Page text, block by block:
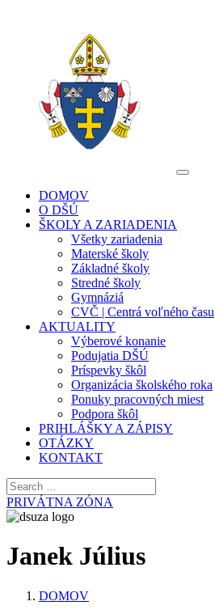
DOMOV
O DŠÚ
ŠKOLY A ZARIADENIA
Všetky zariadenia
Materské školy
Základné školy
Stredné školy
Gymnáziá
CVČ | Centrá voľného času
AKTUALITY
Výberové konanie
Podujatia DŠÚ
Príspevky škôl
Organizácia školského roka
Ponuky pracovných miest
Podpora škôl
PRIHLÁŠKY A ZÁPISY
OTÁZKY
KONTAKT
PRIVÁTNA ZÓNA
Janek Július
DOMOV